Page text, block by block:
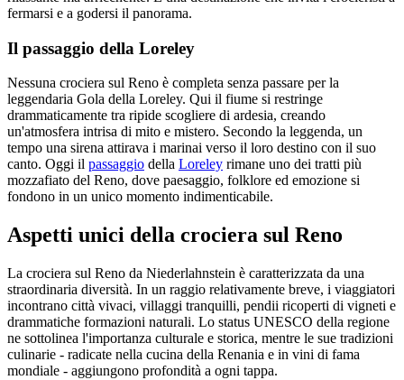
fermarsi e a godersi il panorama.
Il passaggio della Loreley
Nessuna crociera sul Reno è completa senza passare per la
leggendaria Gola della Loreley. Qui il fiume si restringe
drammaticamente tra ripide scogliere di ardesia, creando
un'atmosfera intrisa di mito e mistero. Secondo la leggenda, un
tempo una sirena attirava i marinai verso il loro destino con il suo
canto. Oggi il passaggio della Loreley rimane uno dei tratti più
mozzafiato del Reno, dove paesaggio, folklore ed emozione si
fondono in un unico momento indimenticabile.
Aspetti unici della crociera sul Reno
La crociera sul Reno da Niederlahnstein è caratterizzata da una
straordinaria diversità. In un raggio relativamente breve, i viaggiatori
incontrano città vivaci, villaggi tranquilli, pendii ricoperti di vigneti e
drammatiche formazioni naturali. Lo status UNESCO della regione
ne sottolinea l'importanza culturale e storica, mentre le sue tradizioni
culinarie - radicate nella cucina della Renania e in vini di fama
mondiale - aggiungono profondità a ogni tappa.